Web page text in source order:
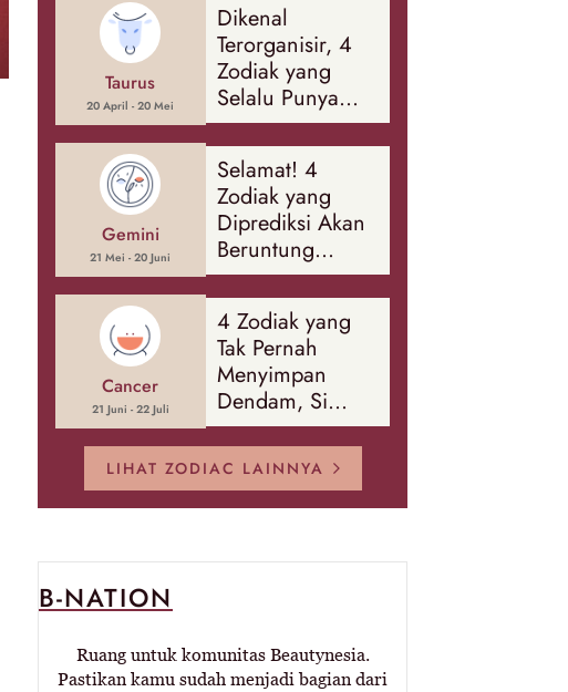
Taurus
20 April - 20 Mei
Dikenal
Terorganisir, 4
Zodiak yang
Selalu Punya
Rencana
Cadangan Soal
Banyak Hal
Gemini
21 Mei - 20 Juni
Selamat! 4
Zodiak yang
Diprediksi Akan
Beruntung
Sepanjang
Agustus 2026
Cancer
21 Juni - 22 Juli
4 Zodiak yang
Tak Pernah
Menyimpan
Dendam, Si
Paling Mudah
Memaafkan!
LIHAT ZODIAC LAINNYA
B-NATION
Ruang untuk komunitas Beautynesia.
Pastikan kamu sudah menjadi bagian dari